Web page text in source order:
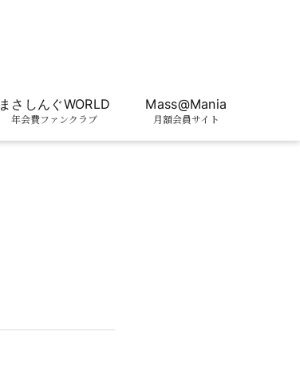
まさしんぐWORLD
年会費ファンクラブ
Mass@Mania
月額会員サイト